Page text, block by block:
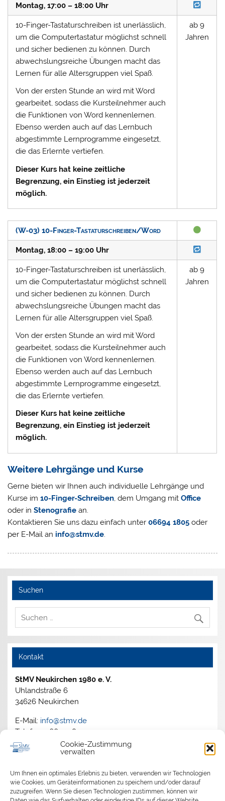
Cookie-Zustimmung
verwalten
Um Ihnen ein optimales Erlebnis zu bieten, verwenden wir Technologien
wie Cookies, um Geräteinformationen zu speichern und/oder darauf
zuzugreifen. Wenn Sie diesen Technologien zustimmen, können wir
Montag, 17:00 – 18:00 Uhr
10-Finger-Tastaturschreiben ist unerlässlich,
um die Computertastatur möglichst schnell
und sicher bedienen zu können. Durch
abwechslungsreiche Übungen macht das
Lernen für alle Altersgruppen viel Spaß.
Von der ersten Stunde an wird mit Word
gearbeitet, sodass die Kursteilnehmer auch
die Funktionen von Word kennenlernen.
Ebenso werden auch auf das Lernbuch
abgestimmte Lernprogramme eingesetzt,
die das Erlernte vertiefen.
Dieser Kurs hat keine zeitliche
Begrenzung, ein Einstieg ist jederzeit
möglich.
ab 9
Jahren
(W-03) 10-Finger-Tastaturschreiben/Word
Montag, 18:00 – 19:00 Uhr
10-Finger-Tastaturschreiben ist unerlässlich,
um die Computertastatur möglichst schnell
und sicher bedienen zu können. Durch
abwechslungsreiche Übungen macht das
Lernen für alle Altersgruppen viel Spaß.
Von der ersten Stunde an wird mit Word
gearbeitet, sodass die Kursteilnehmer auch
die Funktionen von Word kennenlernen.
Ebenso werden auch auf das Lernbuch
abgestimmte Lernprogramme eingesetzt,
die das Erlernte vertiefen.
Dieser Kurs hat keine zeitliche
Begrenzung, ein Einstieg ist jederzeit
möglich.
ab 9
Jahren
Weitere Lehrgänge und Kurse
Gerne bieten wir Ihnen auch individuelle Lehrgänge und
Kurse im10-Finger-Schreiben, dem Umgang mitOffice
oder inStenografie an.
Kontaktieren Sie uns dazu einfach unter06694 1805 oder
per E-Mail an info@stmv.de.
Suchen
Kontakt
StMV Neukirchen 1980 e. V.
Uhlandstraße 6
34626 Neukirchen
E-Mail: info@stmv.de
Telefon: 06694 1805
Archiv
2026